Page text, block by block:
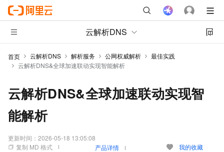
云解析DNS
首页 云解析DNS 解析服务 公网权威解析
最佳实践
云解析DNS&全球加速联动实现智能解析
云解析DNS&全球加速联动实现智
能解析
更新时间： 2026-05-18 13:05:08
复制 MD 格式
产品详情 我的收藏